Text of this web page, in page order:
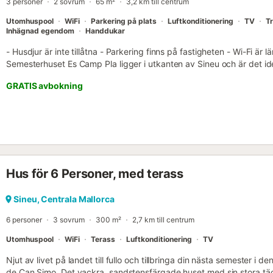
Utomhuspool WiFi Parkering på plats Luftkonditionering TV
Inhägnad egendom
Handdukar
- Husdjur är inte tillåtna - Parkering finns på fastigheten - Wi-Fi är
Semesterhuset Es Camp Pla ligger i utkanten av Sineu och är det
vardagsrum, ett välutrustat kök, 2 sovrum samt ett badrum och kan
inbäddat i vacker grönska och är den perfekta platsen att koppla
en pool, en trädgård, terrasser (öppna och täckta), en grill.
GRATIS avbokning
Hus för 6 Personer, med terass
Sineu, Centrala Mallorca
6 personer 3 sovrum 300 m² 2,7 km till centrum
Utomhuspool WiFi Terass Luftkonditionering TV
Njut av livet på landet till fullo och tillbringa din nästa semester i